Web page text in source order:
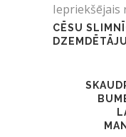
Iepriekšējais
CĒSU